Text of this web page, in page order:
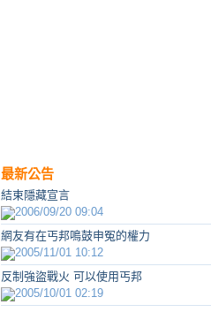
最新公告
結束隱藏宣言
2006/09/20 09:04
網友有在丐邦鳴鼓申冤的權力
2005/11/01 10:12
反制強盜戰火 可以使用丐邦
2005/10/01 02:19